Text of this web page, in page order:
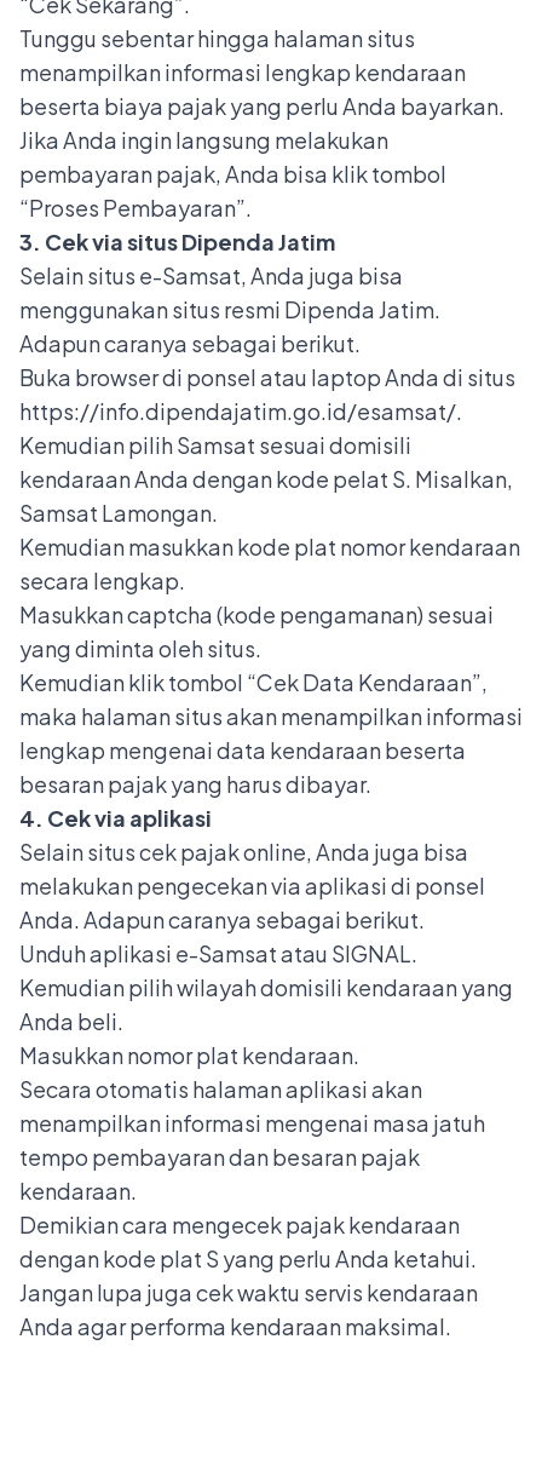
Tunggu sebentar hingga halaman situs
menampilkan informasi lengkap kendaraan
beserta biaya pajak yang perlu Anda bayarkan.
Jika Anda ingin langsung melakukan
pembayaran pajak, Anda bisa klik tombol
“Proses Pembayaran”.
3. Cek via situs Dipenda Jatim
Selain situs e-Samsat, Anda juga bisa
menggunakan situs resmi Dipenda Jatim.
Adapun caranya sebagai berikut.
Buka browser di ponsel atau laptop Anda di situs
https://info.dipendajatim.go.id/esamsat/.
Kemudian pilih Samsat sesuai domisili
kendaraan Anda dengan kode pelat S. Misalkan,
Samsat Lamongan.
Kemudian masukkan kode plat nomor kendaraan
secara lengkap.
Masukkan captcha (kode pengamanan) sesuai
yang diminta oleh situs.
Kemudian klik tombol “Cek Data Kendaraan”,
maka halaman situs akan menampilkan informasi
lengkap mengenai data kendaraan beserta
besaran pajak yang harus dibayar.
4. Cek via aplikasi
Selain situscek pajak online, Anda juga bisa
melakukan pengecekan via aplikasi di ponsel
Anda. Adapun caranya sebagai berikut.
Unduh aplikasi e-Samsat atau SIGNAL.
Kemudian pilih wilayah domisili kendaraan yang
Anda beli.
Masukkan nomor plat kendaraan.
Secara otomatis halaman aplikasi akan
menampilkan informasi mengenai masa jatuh
tempo pembayaran dan besaran pajak
kendaraan.
Demikian cara mengecek pajak kendaraan
dengan kode plat S yang perlu Anda ketahui.
Jangan lupa juga cek waktu servis kendaraan
Anda agar performa kendaraan maksimal.